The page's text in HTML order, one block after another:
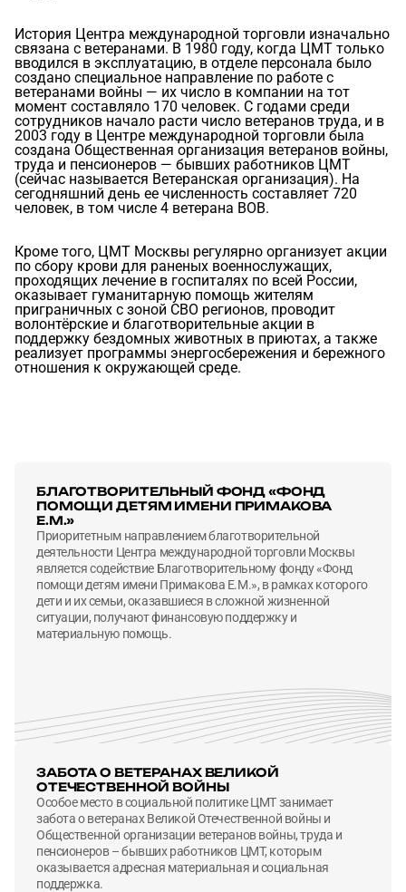
История Центра международной торговли изначально
связана с ветеранами. В 1980 году, когда ЦМТ только
вводился в эксплуатацию, в отделе персонала было
создано специальное направление по работе с
ветеранами войны — их число в компании на тот
момент составляло 170 человек. С годами среди
сотрудников начало расти число ветеранов труда, и в
2003 году в Центре международной торговли была
создана Общественная организация ветеранов войны,
труда и пенсионеров — бывших работников ЦМТ
(сейчас называется Ветеранская организация). На
сегодняшний день ее численность составляет 720
человек, в том числе 4 ветерана ВОВ.
Кроме того, ЦМТ Москвы регулярно организует акции
по сбору крови для раненых военнослужащих,
проходящих лечение в госпиталях по всей России,
оказывает гуманитарную помощь жителям
приграничных с зоной СВО регионов, проводит
волонтёрские и благотворительные акции в
поддержку бездомных животных в приютах, а также
реализует программы энергосбережения и бережного
отношения к окружающей среде.
БЛАГОТВОРИТЕЛЬНЫЙ ФОНД «ФОНД
ПОМОЩИ ДЕТЯМ ИМЕНИ ПРИМАКОВА
Е.М.»
Приоритетным направлением благотворительной
деятельности Центра международной торговли Москвы
является содействие Благотворительному фонду «Фонд
помощи детям имени Примакова Е.М.», в рамках которого
дети и их семьи, оказавшиеся в сложной жизненной
ситуации, получают финансовую поддержку и
материальную помощь.
ЗАБОТА О ВЕТЕРАНАХ ВЕЛИКОЙ
ОТЕЧЕСТВЕННОЙ ВОЙНЫ
Особое место в социальной политике ЦМТ занимает
забота о ветеранах Великой Отечественной войны и
Общественной организации ветеранов войны, труда и
пенсионеров – бывших работников ЦМТ, которым
оказывается адресная материальная и социальная
поддержка.